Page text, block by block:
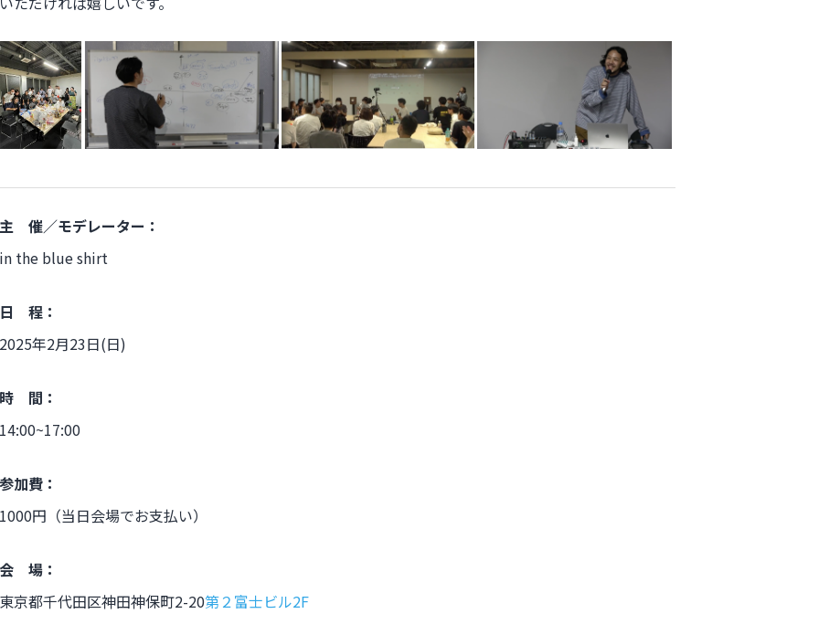
主 催／モデレーター：
in the blue shirt
日 程：
2025年2月23日(日)
時 間：
14:00~17:00
参加費：
1000円（当日会場でお支払い）
会 場：
東京都千代田区神田神保町2-20第２富士ビル2F